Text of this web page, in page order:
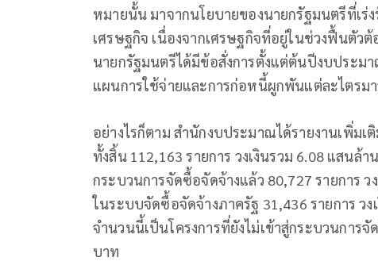
หมายนั้น มาจากนโยบายของนายกรัฐมนตรีที่เร่
เศรษฐกิจ เนื่องจากเศรษฐกิจที่อยู่ในช่วงฟื้นตัว
นายกรัฐมนตรีได้มีข้อสั่งการตั้งแต่ต้นปีงบประ
แผนการใช้จ่ายและการก่อหนี้ผูกพันแต่ละไตรม
อย่างไรก็ตาม สำนักงบประมาณได้รายงานเพิ่ม
ทั้งสิ้น 112,163 รายการ วงเงินรวม 6.08 แสน
กระบวนการจัดซื้อจัดจ้างแล้ว 80,727 รายการ
ในระบบจัดซื้อจัดจ้างภาครัฐ 31,436 รายการ ว
จำนวนนี้เป็นโครงการที่ยังไม่เข้าสู่กระบวนการ
บาท